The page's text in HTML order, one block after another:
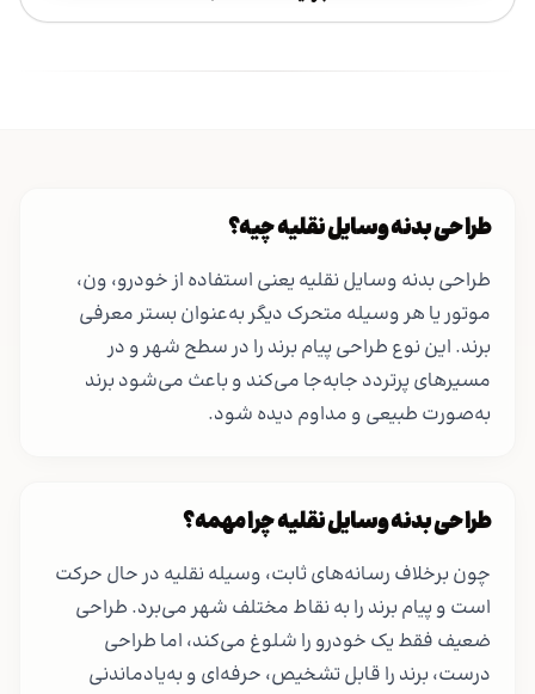
طراحی بدنه وسایل نقلیه چیه؟
طراحی بدنه وسایل نقلیه یعنی استفاده از خودرو، ون،
موتور یا هر وسیله متحرک دیگر به‌عنوان بستر معرفی
برند. این نوع طراحی پیام برند را در سطح شهر و در
مسیرهای پرتردد جابه‌جا می‌کند و باعث می‌شود برند
به‌صورت طبیعی و مداوم دیده شود.
طراحی بدنه وسایل نقلیه چرا مهمه؟
چون برخلاف رسانه‌های ثابت، وسیله نقلیه در حال حرکت
است و پیام برند را به نقاط مختلف شهر می‌برد. طراحی
ضعیف فقط یک خودرو را شلوغ می‌کند، اما طراحی
درست، برند را قابل تشخیص، حرفه‌ای و به‌یادماندنی